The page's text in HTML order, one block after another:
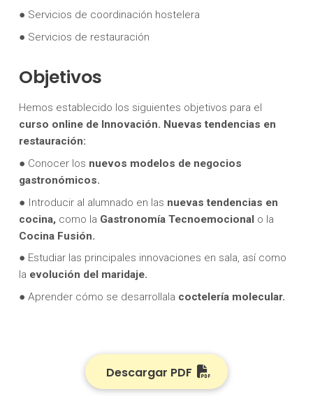
● Servicios de coordinación hostelera
● Servicios de restauración
Objetivos
Hemos establecido los siguientes objetivos para el
curso online de Innovación. Nuevas tendencias en
restauración:
● Conocer los nuevos modelos de negocios
gastronómicos.
● Introducir al alumnado en las nuevas tendencias en
cocina, como la Gastronomía Tecnoemocionalo la
Cocina Fusión.
● Estudiar las principales innovaciones en sala, así como
la evolución del maridaje.
● Aprender cómo se desarrollala coctelería molecular.
Descargar PDF